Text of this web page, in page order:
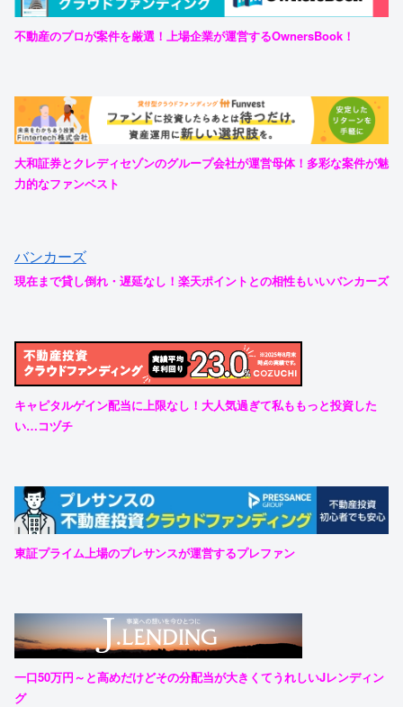
不動産のプロが案件を厳選！上場企業が運営するOwnersBook！
大和証券とクレディセゾンのグループ会社が運営母体！多彩な案件が魅
力的なファンベスト
バンカーズ
現在まで貸し倒れ・遅延なし！楽天ポイントとの相性もいいバンカーズ
キャピタルゲイン配当に上限なし！大人気過ぎて私ももっと投資した
い…コヅチ
東証プライム上場のプレサンスが運営するプレファン
一口50万円～と高めだけどその分配当が大きくてうれしいJレンディン
グ